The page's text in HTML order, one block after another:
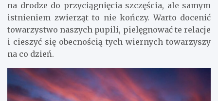
na drodze do przyciągnięcia szczęścia, ale samym
istnieniem zwierząt to nie kończy. Warto docenić
towarzystwo naszych pupili, pielęgnować te relacje
i cieszyć się obecnością tych wiernych towarzyszy
na co dzień.